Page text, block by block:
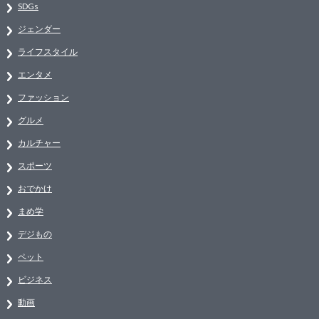
SDGs
ジェンダー
ライフスタイル
エンタメ
ファッション
グルメ
カルチャー
スポーツ
おでかけ
まめ学
デジもの
ペット
ビジネス
動画